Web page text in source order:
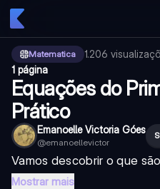
Matematica 1.206
1 página
Equações do
Prático
Emanoelle Victoria Góes
@emanoellevictor
Vamos descobrir o que
Mostrar mais